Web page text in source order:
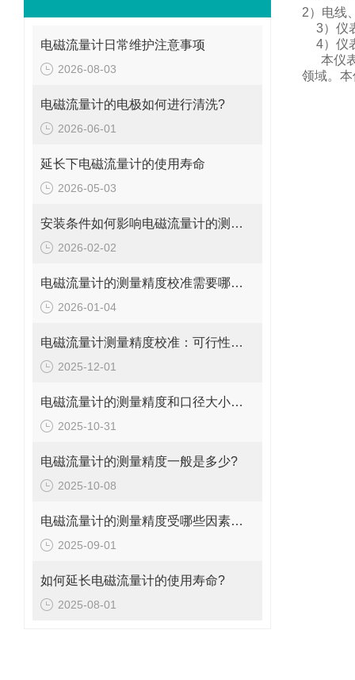
电磁流量计日常维护注意事项
2026-08-03
电磁流量计的电极如何进行清洗?
2026-06-01
延长下电磁流量计的使用寿命
2026-05-03
安装条件如何影响电磁流量计的测量精度?
2026-02-02
电磁流量计的测量精度校准需要哪些工具和设备?
2026-01-04
电磁流量计测量精度校准：可行性、方法与实操指南
2025-12-01
电磁流量计的测量精度和口径大小的关系是什么?
2025-10-31
电磁流量计的测量精度一般是多少?
2025-10-08
电磁流量计的测量精度受哪些因素影响?
2025-09-01
如何延长电磁流量计的使用寿命?
2025-08-01
2）电线
3）仪
4）仪
本仪
领域。 本